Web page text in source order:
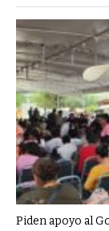
Piden apoyo al